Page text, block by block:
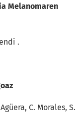
Melanomaren
.
C. Morales, S.